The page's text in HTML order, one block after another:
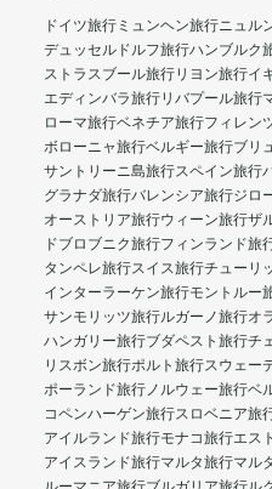
ドイツ旅行 ミュンヘン旅行ニュル
デュッセルドルフ旅行ハンブルク
ストラスブール旅行リヨン旅行イ
エディンバラ旅行リバプール旅行
ローマ旅行ベネチア旅行フィレン
ボローニャ旅行ベルギー旅行ブリ
サントリーニ島旅行スペイン旅行
グラナダ旅行バレンシア旅行ジロ
オーストリア旅行ウィーン旅行ザ
ドブロブニク旅行フィンランド旅
タンペレ旅行スイス旅行チューリ
インターラーケン旅行モントルー
サンモリッツ旅行ルガーノ旅行オ
ハンガリー旅行ブダペスト旅行チ
リスボン旅行ポルト旅行スウェー
ポーランド旅行ノルウェー旅行ベ
コペンハーゲン旅行スロベニア旅
アイルランド旅行モナコ旅行エス
アイスランド旅行マルタ旅行マル